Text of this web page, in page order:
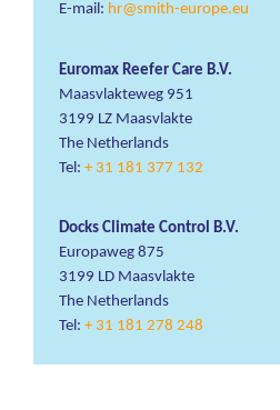
E-mail: hr@smith-europe.eu
Euromax Reefer Care B.V.
Maasvlakteweg 951
3199 LZ Maasvlakte
The Netherlands
Tel: + 31 181 377 132
Docks Climate Control B.V.
Europaweg 875
3199 LD Maasvlakte
The Netherlands
Tel: + 31 181 278 248